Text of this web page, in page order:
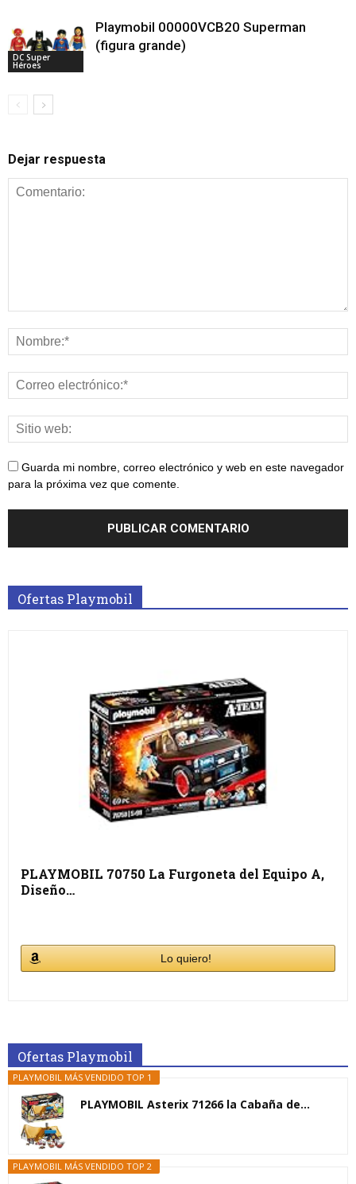
DC Super
Héroes
Playmobil 00000VCB20 Superman
(figura grande)
Dejar respuesta
Guarda mi nombre, correo electrónico y web en este navegador
para la próxima vez que comente.
Ofertas Playmobil
PLAYMOBIL 70750 La Furgoneta del Equipo A,
Diseño…
Lo quiero!
Ofertas Playmobil
PLAYMOBIL MÁS VENDIDO TOP 1
PLAYMOBIL Asterix 71266 la Cabaña de...
PLAYMOBIL MÁS VENDIDO TOP 2